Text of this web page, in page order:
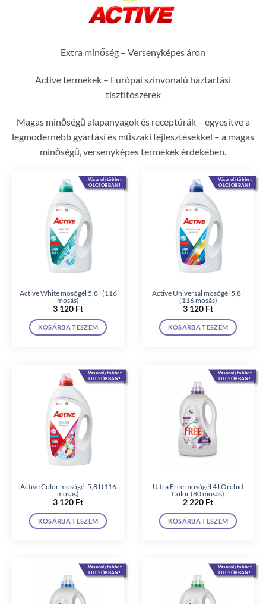
Extra minőség – Versenyképes áron
Active termékek – Európai színvonalú háztartási
tisztítószerek
Magas minőségű alapanyagok és receptúrák – egyesítve a
legmodernebb gyártási és műszaki fejlesztésekkel – a magas
minőségű, versenyképes termékek érdekében.
Vásárolj többet
OLCSÓBBAN!
Active White mosógél 5,8 l (116
mosás)
3 120 Ft
KOSÁRBA TESZEM
Vásárolj többet
OLCSÓBBAN!
Active Universal mosógél 5,8 l
(116 mosás)
3 120 Ft
KOSÁRBA TESZEM
Vásárolj többet
OLCSÓBBAN!
Active Color mosógél 5,8 l (116
mosás)
3 120 Ft
KOSÁRBA TESZEM
Vásárolj többet
OLCSÓBBAN!
Ultra Free mosógél 4 l Orchid
Color (80 mosás)
2 220 Ft
KOSÁRBA TESZEM
Vásárolj többet
OLCSÓBBAN!
Vásárolj többet
OLCSÓBBAN!